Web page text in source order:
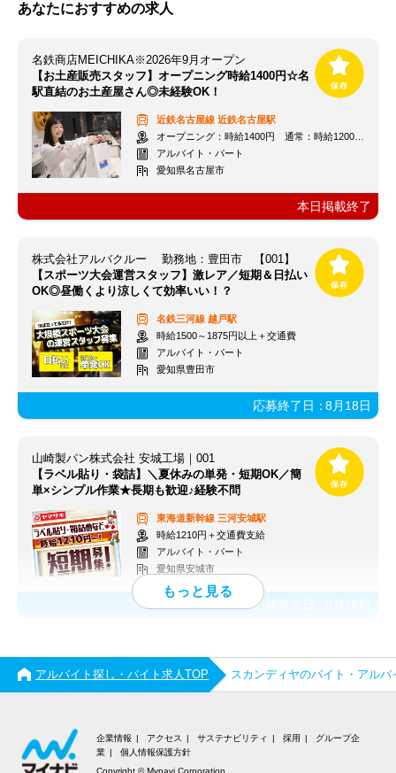
あなたにおすすめの求人
名鉄商店MEICHIKA※2026年9月オープン
【お土産販売スタッフ】オープニング時給1400円☆名
駅直結のお土産屋さん◎未経験OK！
近鉄名古屋線 近鉄名古屋駅
オープニング：時給1400円 通常：時給1200円～＋交通費全額支給
アルバイト・パート
愛知県名古屋市
本日掲載終了
株式会社アルバクルー 勤務地：豊田市 【001】
【スポーツ大会運営スタッフ】激レア／短期＆日払い
OK◎昼働くより涼しくて効率いい！？
名鉄三河線 越戸駅
時給1500～1875円以上＋交通費
アルバイト・パート
愛知県豊田市
応募終了日：8月18日
山崎製パン株式会社 安城工場｜001
【ラベル貼り・袋詰】＼夏休みの単発・短期OK／簡
単×シンプル作業★長期も歓迎♪経験不問
東海道新幹線 三河安城駅
時給1210円＋交通費支給
アルバイト・パート
愛知県安城市
応募終了日：
アルバイト探し・バイト求人TOP スカンディヤのバイト・アルバ
企業情報 アクセス サステナビリティ 採用
グループ企
業
個人情報保護方針
Copyright © Mynavi Corporation